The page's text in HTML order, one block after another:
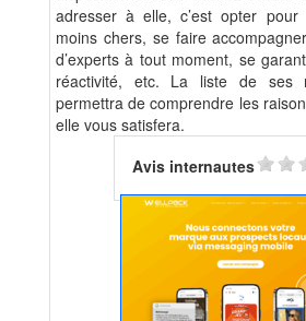
adresser à elle, c’est opter
moins chers, se faire
d’experts à tout moment, se
réactivité, etc. La liste de ses
permettra de comprendre les
elle vous satisfera.
Avis internautes